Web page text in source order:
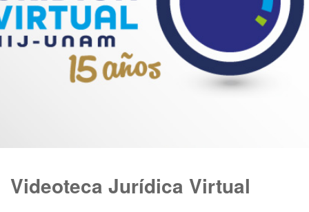
Videoteca Jurídica Virtual